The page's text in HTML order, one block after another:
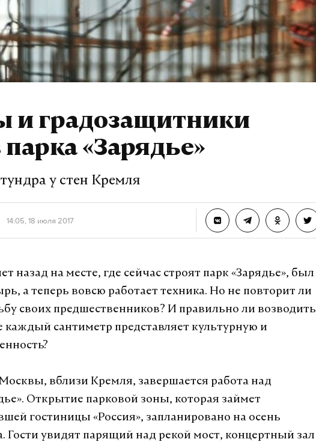
и градозащитники
«Зарядье»
у стен Кремля
14:05, 18 июля 2017
назад на месте, где сейчас строят парк «Зарядье», был
а теперь вовсю работает техника. Но не повторит ли
своих предшественников? И правильно ли возводить
каждый сантиметр представляет культурную и
вблизи Кремля, завершается работа над
Открытие парковой зоны, которая займет
гостиницы «Россия», запланировано на осень
Гости увидят парящий над рекой мост, концертный зал